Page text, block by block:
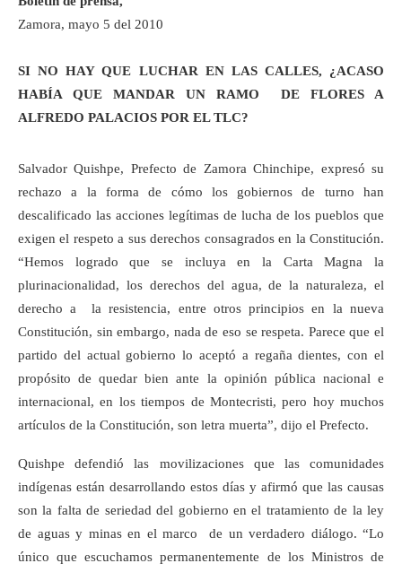
Zamora, mayo 5 del 2010
SI NO HAY QUE LUCHAR EN LAS CALLES, ¿ACASO
HABÍA QUE MANDAR UN RAMO DE FLORES A
ALFREDO PALACIOS POR EL TLC?
Salvador Quishpe, Prefecto de Zamora Chinchipe, expresó su
rechazo a la forma de cómo los gobiernos de turno han
descalificado las acciones legítimas de lucha de los pueblos que
exigen el respeto a sus derechos consagrados en la Constitución.
“Hemos logrado que se incluya en la Carta Magna la
plurinacionalidad, los derechos del agua, de la naturaleza, el
derecho a la resistencia, entre otros principios en la nueva
Constitución, sin embargo, nada de eso se respeta. Parece que el
partido del actual gobierno lo aceptó a regaña dientes, con el
propósito de quedar bien ante la opinión pública nacional e
internacional, en los tiempos de Montecristi, pero hoy muchos
artículos de la Constitución, son letra muerta”, dijo el Prefecto.
Quishpe defendió las movilizaciones que las comunidades
indígenas están desarrollando estos días y afirmó que las causas
son la falta de seriedad del gobierno en el tratamiento de la ley
de aguas y minas en el marco de un verdadero diálogo. “Lo
único que escuchamos permanentemente de los Ministros de